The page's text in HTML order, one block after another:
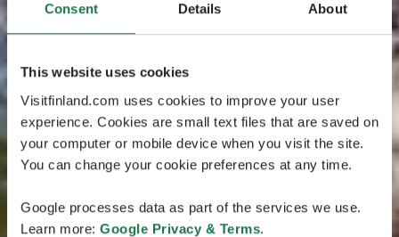
Consent Details About
This website uses cookies
Visitfinland.com uses cookies to improve your user
experience. Cookies are small text files that are saved on
your computer or mobile device when you visit the site.
You can change your cookie preferences at any time.
Google processes data as part of the services we use.
Learn more: Google Privacy & Terms.